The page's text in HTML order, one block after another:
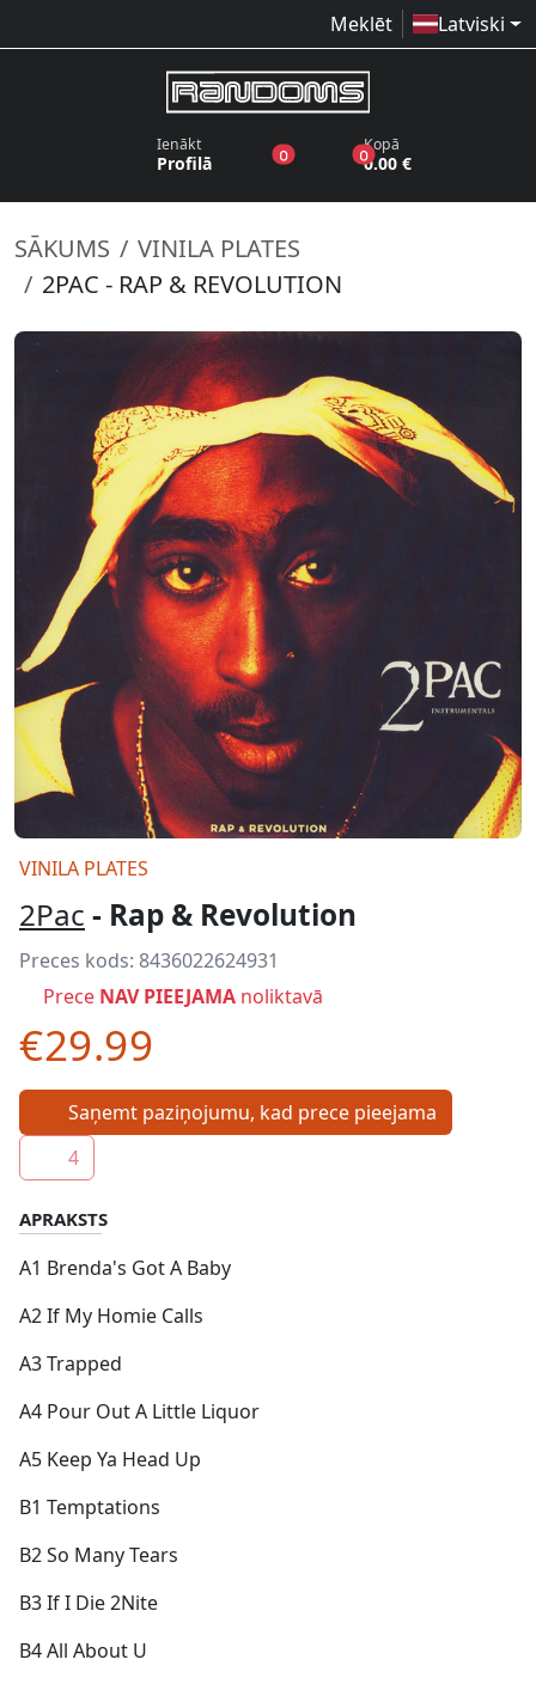
Meklēt Latviski
Ienākt
Profilā 0produkti vēlmju sarakstā
0produkti grozā
Kopā
0.00 €
SĀKUMS
VINILA PLATES
2PAC - RAP & REVOLUTION
VINILA PLATES
2Pac - Rap & Revolution
Preces kods: 8436022624931
Prece NAV PIEEJAMA noliktavā
€29.99
Saņemt paziņojumu, kad prece pieejama
4
APRAKSTS
A1 Brenda's Got A Baby
A2 If My Homie Calls
A3 Trapped
A4 Pour Out A Little Liquor
A5 Keep Ya Head Up
B1 Temptations
B2 So Many Tears
B3 If I Die 2Nite
B4 All About U